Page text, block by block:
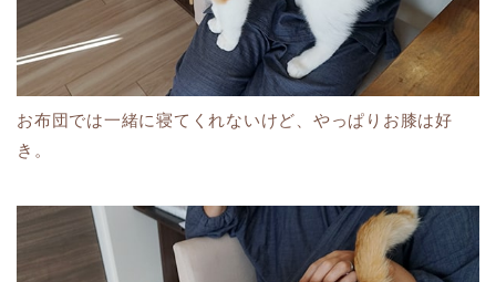
お布団では一緒に寝てくれないけど、やっぱりお膝は好
き。